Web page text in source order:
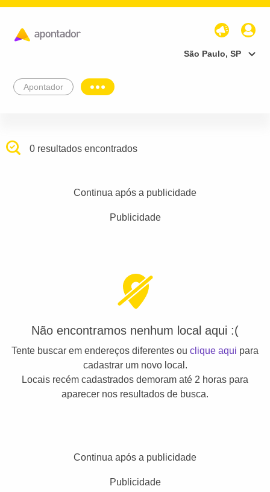
São Paulo, SP
Apontador
0 resultados encontrados
Continua após a publicidade
Publicidade
Não encontramos nenhum local aqui :(
Tente buscar em endereços diferentes ou clique aqui para
cadastrar um novo local.
Locais recém cadastrados demoram até 2 horas para
aparecer nos resultados de busca.
Continua após a publicidade
Publicidade